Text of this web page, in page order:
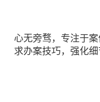
心无旁骛，专注于
求办案技巧，强化